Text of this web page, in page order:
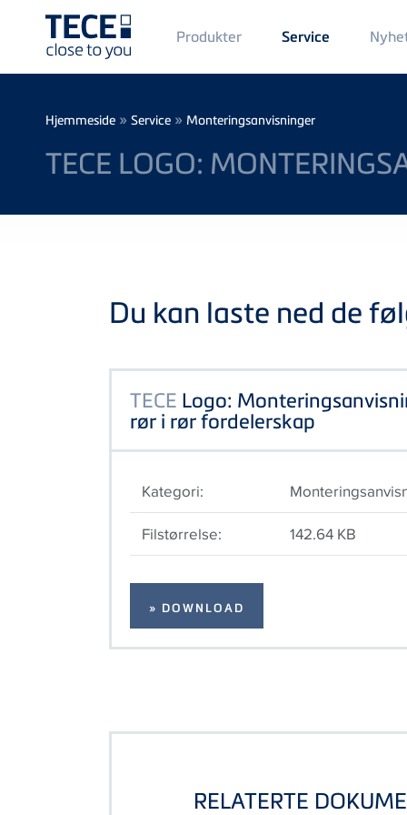
Main
Menü
1
Produkter Service
Breadcrumb
Hjemmeside » Service » Monteringsanvisninger
TECE LOGO:
Du kan laste ned de
TECE Logo:
rør i rør fordelerskap
Kategori:
Filstørrelse:
142.64 KB
» DOWNLOAD
RELATERTE